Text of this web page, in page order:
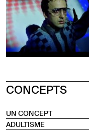
CONCEPTS
UN CONCEPT
ADULTISME